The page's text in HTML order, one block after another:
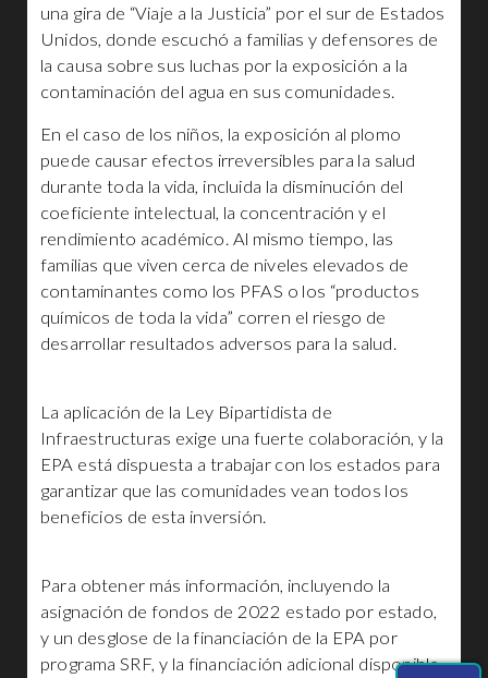
una gira de “Viaje a la Justicia” por el sur de Estados
Unidos, donde escuchó a familias y defensores de
la causa sobre sus luchas por la exposición a la
contaminación del agua en sus comunidades.
En el caso de los niños, la exposición al plomo
puede causar efectos irreversibles para la salud
durante toda la vida, incluida la disminución del
coeficiente intelectual, la concentración y el
rendimiento académico. Al mismo tiempo, las
familias que viven cerca de niveles elevados de
contaminantes como los PFAS o los “productos
químicos de toda la vida” corren el riesgo de
desarrollar resultados adversos para la salud.
La aplicación de la Ley Bipartidista de
Infraestructuras exige una fuerte colaboración, y la
EPA está dispuesta a trabajar con los estados para
garantizar que las comunidades vean todos los
beneficios de esta inversión.
Para obtener más información, incluyendo la
asignación de fondos de 2022 estado por estado,
y un desglose de la financiación de la EPA por
programa SRF, y la financiación adicional disponible